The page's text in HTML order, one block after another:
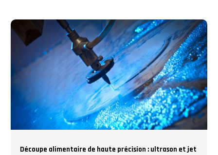
Découpe alimentaire de haute précision : ultrason et jet